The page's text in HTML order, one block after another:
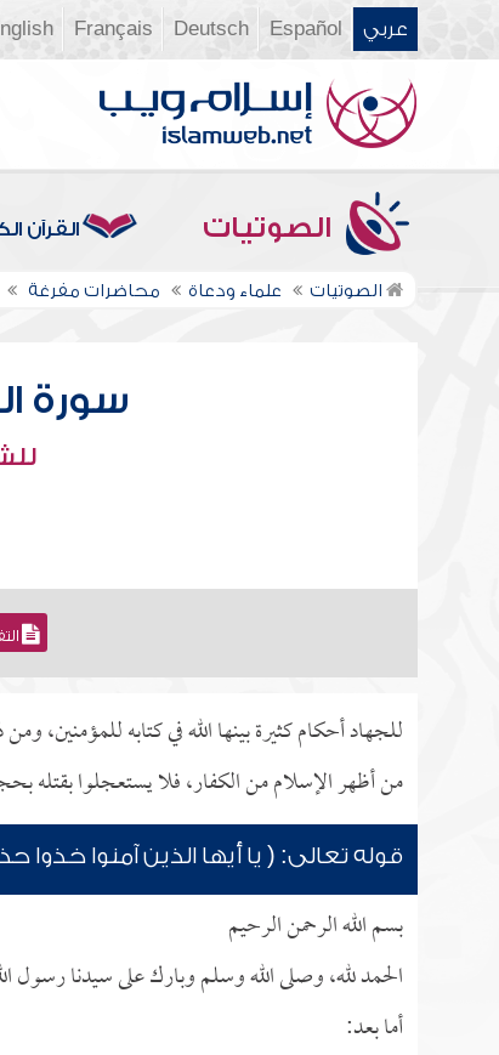
عربي Español
Deutsch
Français
الصوتيات القرآن
الصوتيات علماء ودعاة محاضرات مفرغة
سورة
للجهاد أحكام كثيرة بينها الله في كتابه
من أظهر الإسلام من الكفار، فلا يستعجلوا بقتله
قوله تعالى: ( يا أيها الذين آمنوا خذوا
بسم الله الرحمن الرحيم
الحمد لله، وصلى الله وسلم وبارك على سيدنا رسول
أما بعد: